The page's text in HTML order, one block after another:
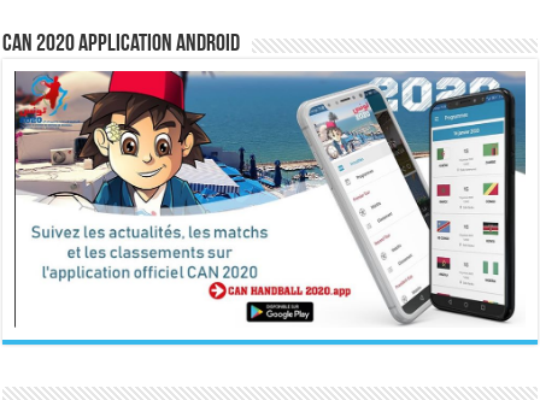
CAN 2020 Application Android